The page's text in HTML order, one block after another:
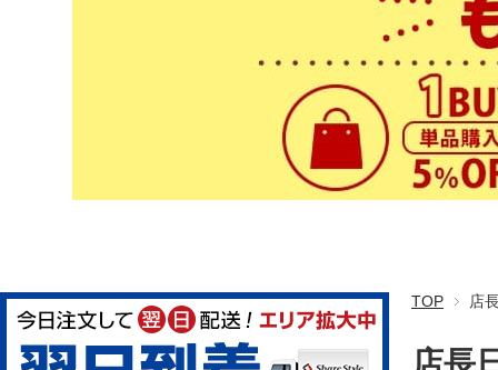
TOP 店